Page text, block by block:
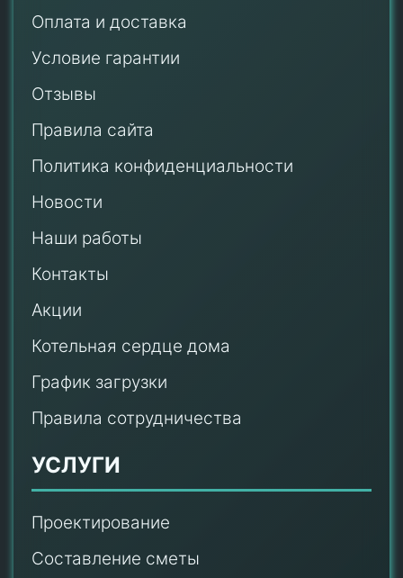
Оплата и доставка
Условие гарантии
Отзывы
Правила сайта
Политика конфиденциальности
Новости
Наши работы
Контакты
Акции
Котельная сердце дома
График загрузки
Правила сотрудничества
УСЛУГИ
Проектирование
Составление сметы